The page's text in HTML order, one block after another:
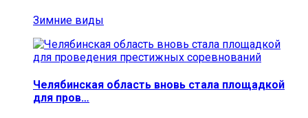
Зимние виды
Челябинская область вновь стала площадкой
для пров…